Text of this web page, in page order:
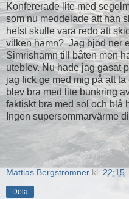
Konfererade lite med
som nu meddelade att han
helst skulle vara redo att
vilken hamn? Jag bjöd ner
Simrishamn till båten men
uteblev. Nu hade jag gasat
jag fick ge med mig på att
blev bra med lite bunkring
faktiskt bra med sol och blå
Ingen supersommarvärme
Mattias Bergströmner kl. 22:15
Dela